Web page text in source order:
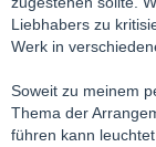
Liebhabers zu
Werk in
Soweit zu meinem
Thema der
führen kann